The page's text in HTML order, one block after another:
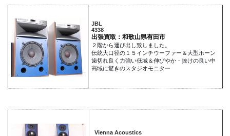
JBL
4338
出張買取：和歌山県有田市
２階から運び出し致しました。
伝統大口径の１５インチウーファー＆大型ホーン
歯切れ良く力強い低域＆伸びやか・抜けの良い中
高域に驚きのスタジオモニター
Vienna Acoustics